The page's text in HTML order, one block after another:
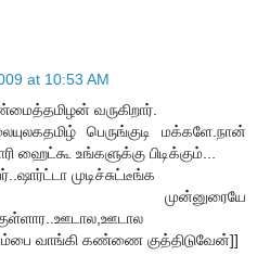
at 10:53 AM
வருகிறார்.
பெருங்குடி மக்களே.நான்
ஹைட்கூ உங்களுக்கு பிடிக்கும்...
முடிச்சுட்டீங்க
முன்னுரையே
வாங்கி கண்ணை குத்திடுவேன்]]